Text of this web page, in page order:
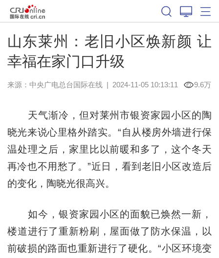
山东莱州：老旧小区焕新颜 让
幸福在家门口升级
来源：中央广电总台国际在线| 2024-11-05 10:13:11 9.6万
天气渐冷，但对莱州市银资家园小区的陶
晓光来说心里格外踏实。“自从楼房外墙进行保
温处理之后，家里比以前暖和多了，这个冬天
再冷也不用愁了。”近日，看到老旧小区改造后
的变化，陶晓光很高兴。
如今，银资家园小区的面貌已焕然一新，
楼道进行了重新粉刷，屋面做了防水保温，以
前破损的路面也重新进行了硬化。“小区环境变